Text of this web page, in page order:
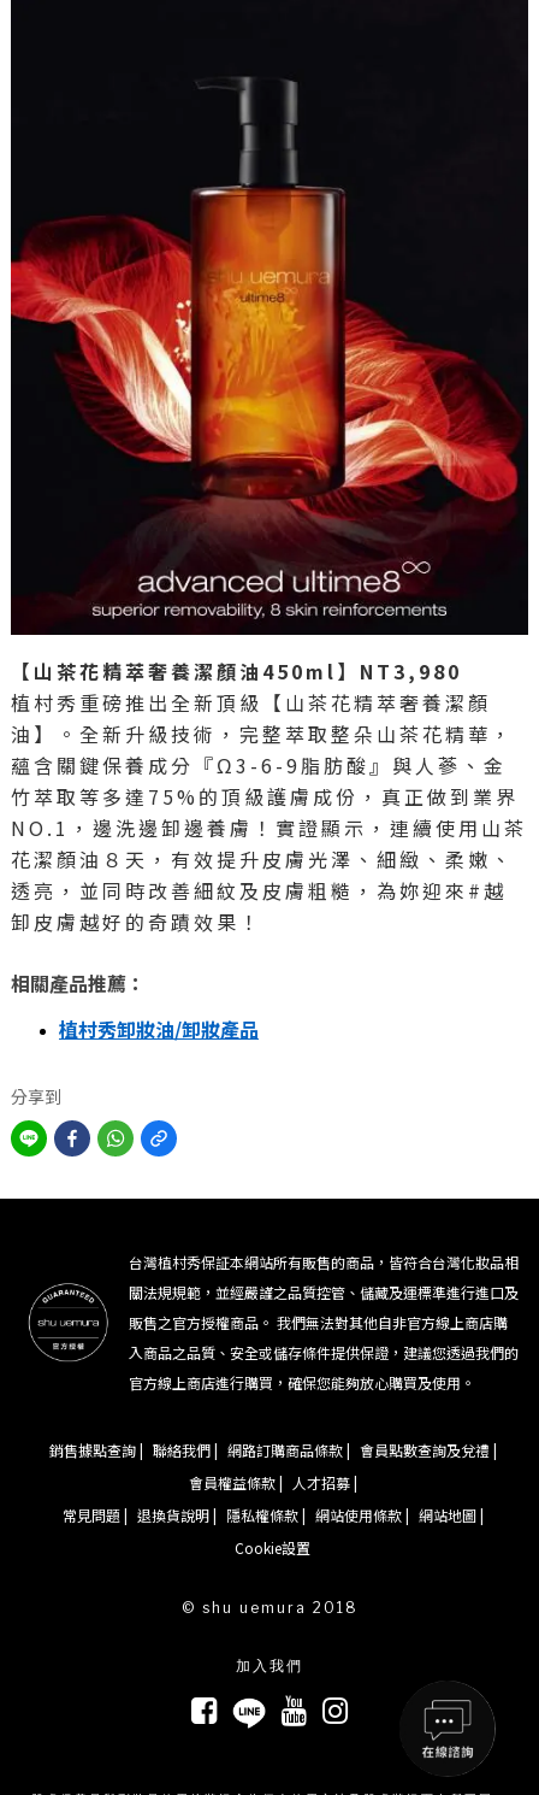
【山茶花精萃奢養潔顏油450ml】NT3,980
植村秀重磅推出全新頂級【山茶花精萃奢養潔顏
油】。全新升級技術，完整萃取整朵山茶花精華，
蘊含關鍵保養成分『Ω3-6-9脂肪酸』與人蔘、金
竹萃取等多達75%的頂級護膚成份，真正做到業界
NO.1，邊洗邊卸邊養膚！實證顯示，連續使用山茶
花潔顏油８天，有效提升皮膚光澤、細緻、柔嫩、
透亮，並同時改善細紋及皮膚粗糙，為妳迎來#越
卸皮膚越好的奇蹟效果！
相關產品推薦：
植村秀卸妝油/卸妝產品
分享到
台灣植村秀保証本網站所有販售的商品，皆符合台灣化妝品相
關法規規範，並經嚴謹之品質控管、儲藏及運標準進行進口及
販售之官方授權商品。 我們無法對其他自非官方線上商店購
入商品之品質、安全或儲存條件提供保證，建議您透過我們的
官方線上商店進行購買，確保您能夠放心購買及使用。
銷售據點查詢 | 聯絡我們 | 網路訂購商品條款 | 會員點數查詢及兌禮 |
會員權益條款 |
人才招募 |
常見問題 | 退換貨說明 | 隱私權條款 | 網站使用條款 | 網站地圖 |
Cookie設置
© shu uemura 2018
加入我們